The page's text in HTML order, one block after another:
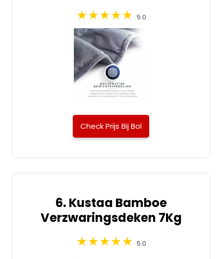
5.0
Check Prijs Bij Bol
6. Kustaa Bamboe
Verzwaringsdeken 7Kg
5.0